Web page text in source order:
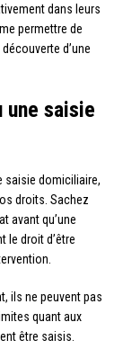
dans leurs
permettre de
d’une
saisie
saisie domiciliaire,
droits. Sachez
avant qu’une
le droit d’être
ils ne peuvent pas
quant aux
être saisis.